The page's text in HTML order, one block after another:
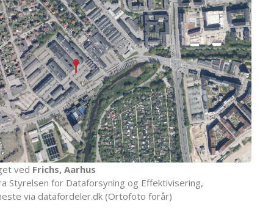
ved Frichs, Aarhus
Styrelsen for Dataforsyning og Effektivisering,
via datafordeler.dk (Ortofoto forår)